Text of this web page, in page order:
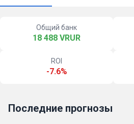
Общий банк
18 488 VRUR
ROI
-7.6%
Последние прогнозы